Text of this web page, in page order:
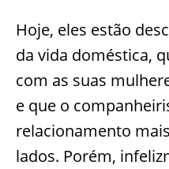
Hoje, eles estão
da vida doméstica,
com as suas
e que o
relacionamento
lados. Porém,